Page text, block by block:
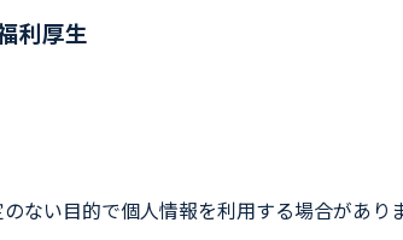
利厚生
ない目的で個人情報を利用する場合があり